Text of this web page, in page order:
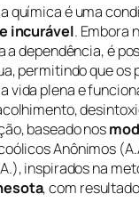
química é uma
incurável. Embora
a dependência, é
permitindo que os
vida plena e
baseado nos
Anônimos
inspirados na
, com